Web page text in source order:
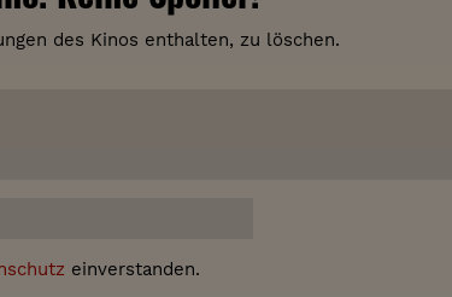
des Kinos enthalten, zu löschen.
einverstanden.